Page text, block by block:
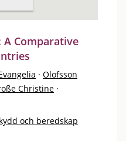
A Comparative
· Olofsson
Christine ·
och beredskap